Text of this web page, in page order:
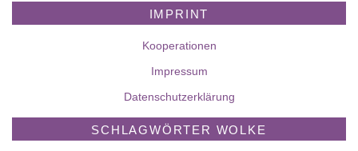
IMPRINT
Kooperationen
Impressum
Datenschutzerklärung
SCHLAGWÖRTER WOLKE